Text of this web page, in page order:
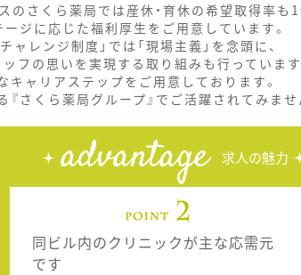
さくら薬局では産休・育休の希望取得率も
ジに応じた福利厚生をご用意しています。
レンジ制度」では「現場主義」を念頭に、
フの思いを実現する取り組みも行っています
ャリアステップをご用意しております。
さくら薬局グループ』でご活躍されてみませ
advantage 求人の魅力
同ビル内のクリニックが主な応需元
です